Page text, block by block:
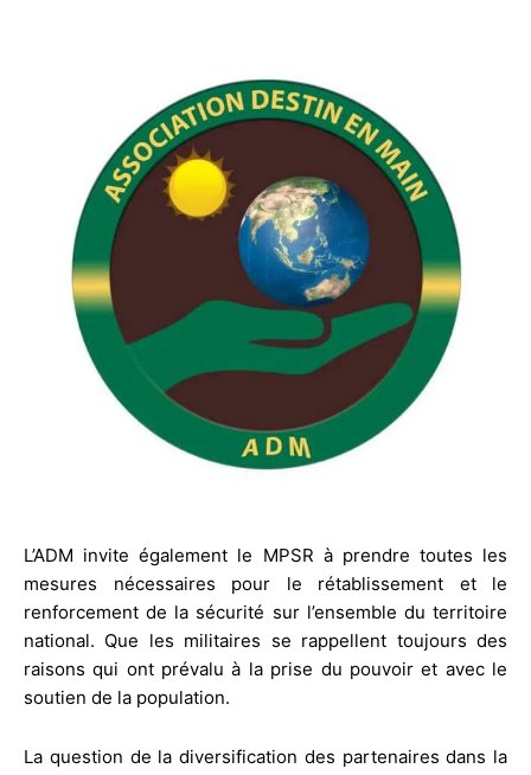
L’ADM invite également le MPSR à prendre toutes les
mesures nécessaires pour le rétablissement et le
renforcement de la sécurité sur l’ensemble du territoire
national. Que les militaires se rappellent toujours des
raisons qui ont prévalu à la prise du pouvoir et avec le
soutien de la population.
La question de la diversification des partenaires dans la